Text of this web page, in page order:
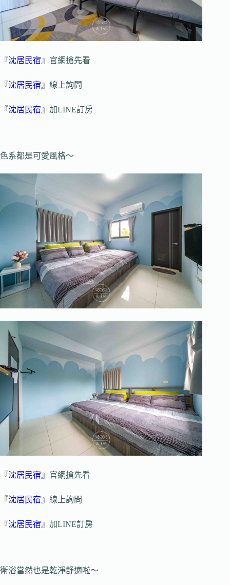
『沈居民宿 』官網搶先看
『沈居民宿 』線上詢問
『沈居民宿 』加LINE訂房
色系都是可愛風格～
『沈居民宿 』官網搶先看
『沈居民宿 』線上詢問
『沈居民宿 』加LINE訂房
衛浴當然也是乾淨舒適啦～